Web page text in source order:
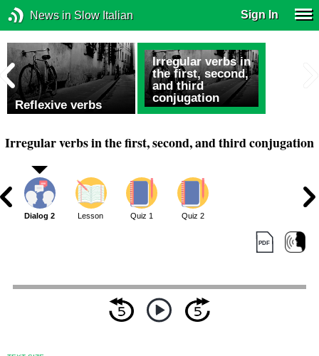
News in Slow Italian Sign In
Reflexive verbs
Irregular verbs in
the first, second,
and third
conjugation
Irregular verbs in the first, second, and third conjugation
Dialog 2 Lesson Quiz 1 Quiz 2